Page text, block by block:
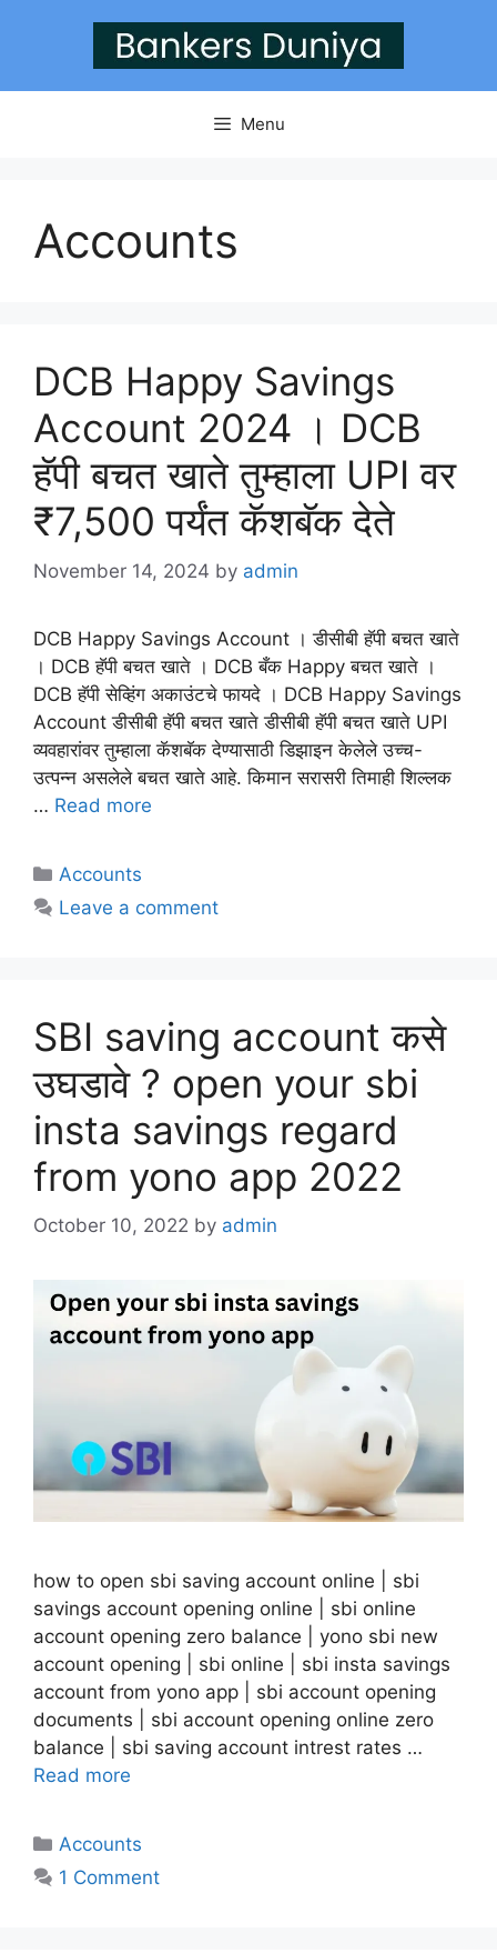
Menu
Accounts
DCB Happy Savings
Account 2024 । DCB
हॅपी बचत खाते तुम्हाला UPI वर
₹7,500 पर्यंत कॅशबॅक देते
November 14, 2024 by admin
DCB Happy Savings Account । डीसीबी हॅपी बचत खाते
। DCB हॅपी बचत खाते । DCB बँक Happy बचत खाते ।
DCB हॅपी सेव्हिंग अकाउंटचे फायदे । DCB Happy Savings
Account डीसीबी हॅपी बचत खाते डीसीबी हॅपी बचत खाते UPI
व्यवहारांवर तुम्हाला कॅशबॅक देण्यासाठी डिझाइन केलेले उच्च-
उत्पन्न असलेले बचत खाते आहे. किमान सरासरी तिमाही शिल्लक
… Read more
Categories
Accounts
Leave a comment
SBI saving account कसे
उघडावे ? open your sbi
insta savings regard
from yono app 2022
October 10, 2022 by admin
how to open sbi saving account online | sbi
savings account opening online | sbi online
account opening zero balance | yono sbi new
account opening | sbi online | sbi insta savings
account from yono app | sbi account opening
documents | sbi account opening online zero
balance | sbi saving account intrest rates …
Read more
Categories
Accounts
1 Comment